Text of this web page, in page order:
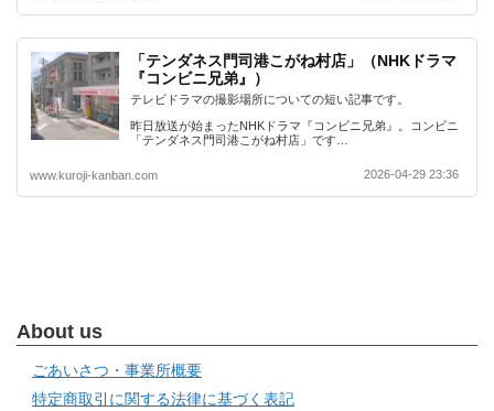
「テンダネス門司港こがね村店」（NHKドラマ
『コンビニ兄弟』）
テレビドラマの撮影場所についての短い記事です。
昨日放送が始まったNHKドラマ『コンビニ兄弟』。コンビニ
「テンダネス門司港こがね村店」です…
www.kuroji-kanban.com 2026-04-29 23:36
About us
ごあいさつ・事業所概要
特定商取引に関する法律に基づく表記